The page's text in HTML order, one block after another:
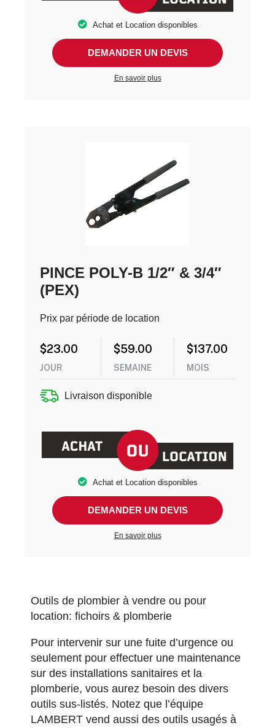
Achat et Location disponibles
DEMANDER UN DEVIS
En savoir plus
PINCE POLY-B 1/2″ & 3/4″
(PEX)
Prix par période de location
$23.00
JOUR
$59.00
SEMAINE
$137.00
MOIS
Livraison disponible
Achat et Location disponibles
DEMANDER UN DEVIS
En savoir plus
Outils de plombier à vendre ou pour
location: fichoirs & plomberie
Pour intervenir sur une fuite d’urgence ou
seulement pour effectuer une maintenance
sur des installations sanitaires et la
plomberie, vous aurez besoin des divers
outils sus-listés. Notez que l’équipe
LAMBERT vend aussi des outils usagés à